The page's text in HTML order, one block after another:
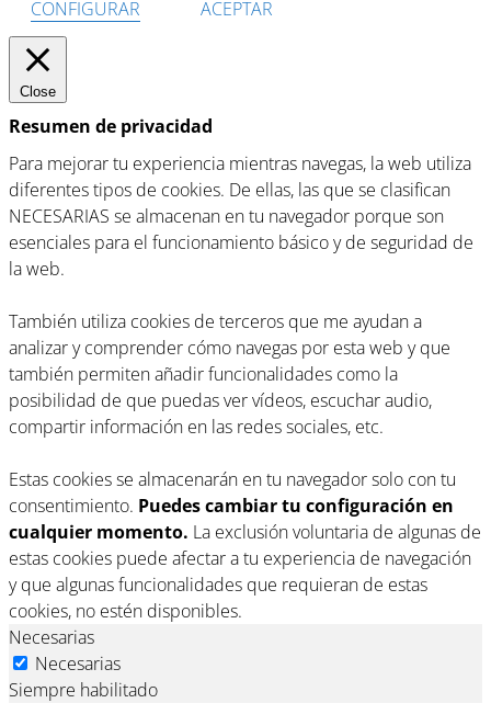
CONFIGURAR ACEPTAR
Close
Resumen de privacidad
Para mejorar tu experiencia mientras navegas, la web utiliza
diferentes tipos de cookies. De ellas, las que se clasifican
NECESARIAS se almacenan en tu navegador porque son
esenciales para el funcionamiento básico y de seguridad de
la web.
También utiliza cookies de terceros que me ayudan a
analizar y comprender cómo navegas por esta web y que
también permiten añadir funcionalidades como la
posibilidad de que puedas ver vídeos, escuchar audio,
compartir información en las redes sociales, etc.
Estas cookies se almacenarán en tu navegador solo con tu
consentimiento. Puedes cambiar tu configuración en
cualquier momento. La exclusión voluntaria de algunas de
estas cookies puede afectar a tu experiencia de navegación
y que algunas funcionalidades que requieran de estas
cookies, no estén disponibles.
Necesarias
Necesarias
Siempre habilitado